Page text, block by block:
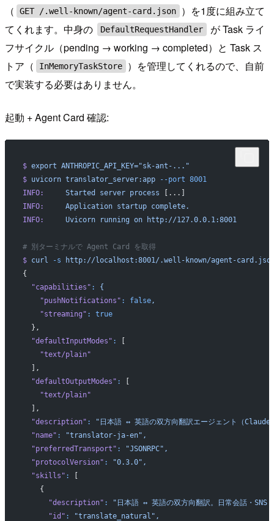
（
GET /.well-known/agent-card.json
）を1度に組み立て
てくれます。中身の
DefaultRequestHandler
が Task ライ
フサイクル（pending → working → completed）と Task ス
トア（
InMemoryTaskStore
）を管理してくれるので、自前
で実装する必要はありません。
起動 + Agent Card 確認:
$ export ANTHROPIC_API_KEY="sk-ant-..."
$ uvicorn translator_server:app --port 8001
INFO:
     Started
server process [...]
INFO:
     Application
startup complete.
INFO:
     Uvicorn
running on http://127.0.0.1:8001
# 別ターミナルで Agent Card を取得
$ curl -s http://localhost:8001/.well-known/agent-
{
  "capabilities"
:
{
    "pushNotifications"
: false,
    "streaming"
:
true
  },
  "defaultInputModes"
:
[
    "text/plain"
  ],
  "defaultOutputModes"
:
[
    "text/plain"
  ],
  "description"
:
"日本語 ↔ 英語の双方向翻訳エージェント（
  "name"
:
"translator-ja-en",
  "preferredTransport"
:
"JSONRPC",
  "protocolVersion"
:
"0.3.0",
  "skills"
:
[
    {
      "description"
:
"日本語 ↔ 英語の双方向翻訳。日常会話・SNS
      "id"
:
"translate_natural",